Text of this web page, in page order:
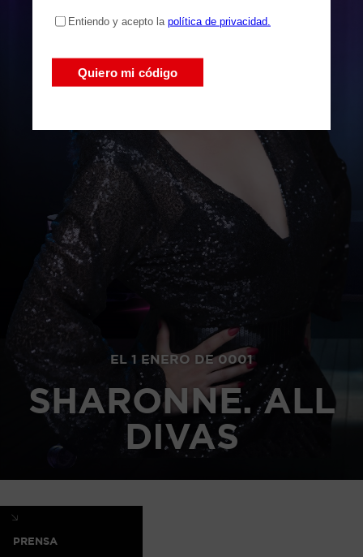
EL 1 ENERO DE 0001
SHARONNE. ALL
DIVAS
PRENSA